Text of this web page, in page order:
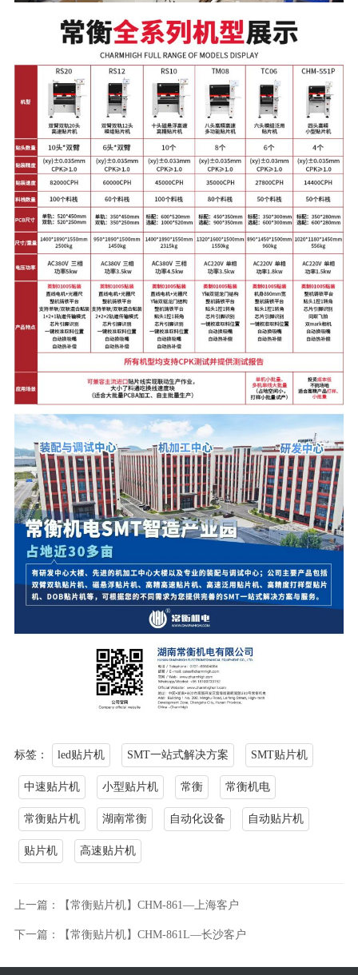
标签： led贴片机 SMT一站式解决方案 SMT贴片机
中速贴片机 小型贴片机 常衡 常衡机电
常衡贴片机 湖南常衡 自动化设备 自动贴片机
贴片机 高速贴片机
上一篇：【常衡贴片机】CHM-861—上海客户
下一篇：【常衡贴片机】CHM-861L—长沙客户